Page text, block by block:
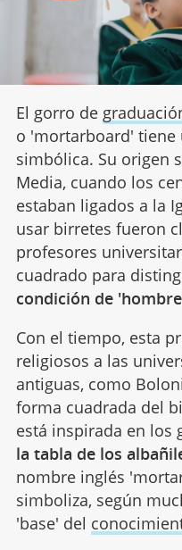
El gorro de
o 'mortarboard' tiene
simbólica. Su origen
Media, cuando los
estaban ligados a la
usar birretes fueron
profesores
cuadrado para
condición de
Con el tiempo, esta
religiosos a las
antiguas, como
forma cuadrada del
está inspirada en los
la tabla de los
nombre inglés
simboliza, según
'base' del